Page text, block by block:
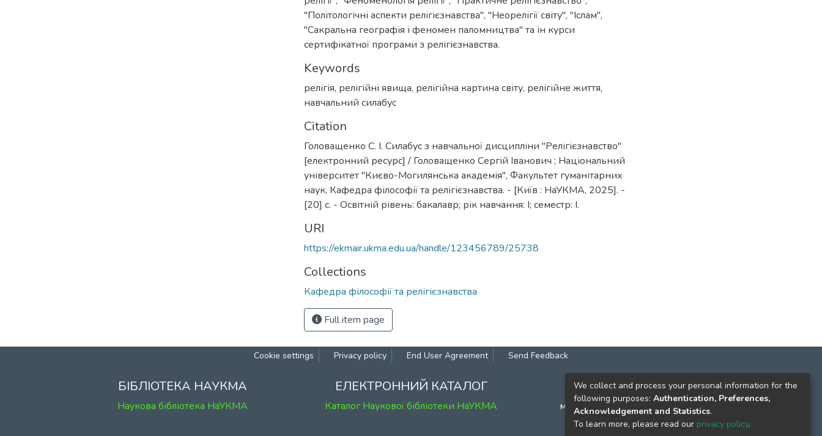
"Політологічні аспекти релігієзнавства", "Неорелігії світу", "Іслам",
"Сакральна географія і феномен паломництва" та ін курси
сертифікатної програми з релігієзнавства.
Keywords
релігія, релігійні явища, релігійна картина світу, релігійне життя,
навчальний силабус
Citation
Головащенко С. І. Силабус з навчальної дисципліни "Релігієзнавство"
[електронний ресурс] / Головащенко Сергій Іванович ; Національний
університет "Києво-Могилянська академія", Факультет гуманітарних
наук, Кафедра філософії та релігієзнавства. - [Київ : НаУКМА, 2025]. -
[20] c. - Освітній рівень: бакалавр; рік навчання: І; cеместр: І.
URI
https://ekmair.ukma.edu.ua/handle/123456789/25738
Collections
Кафедра філософії та релігієзнавства
Full item page
Cookie settings Privacy policy End User Agreement Send Feedback
БІБЛІОТЕКА НАУКМА
Наукова бібліотека НаУКМА
ЕЛЕКТРОННИЙ КАТАЛОГ
Каталог Наукової бібліотеки НаУКМА
КОНТАКТИ
м. Київ, вул. Григорія Сковороди, 2
к. 1, к. 120
We collect and process your personal information for the
following purposes: Authentication, Preferences,
Acknowledgement and Statistics.
To learn more, please read our privacy policy.